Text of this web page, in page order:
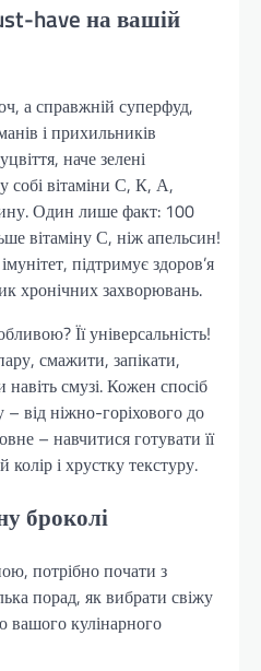
have на вашій
а справжній суперфуд,
і прихильників
наче зелені
собі вітаміни С, К, А,
Один лише факт: 100
вітаміну С, ніж апельсин!
підтримує здоров’я
хронічних захворювань.
Її універсальність!
смажити, запікати,
смузі. Кожен спосіб
– від ніжно-горіхового до
– навчитися готувати її
і хрустку текстуру.
броколі
потрібно почати з
порад, як вибрати свіжу
вашого кулінарного